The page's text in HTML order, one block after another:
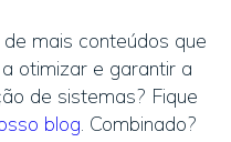
mais conteúdos que
otimizar e garantir a
de sistemas? Fique
blog. Combinado?